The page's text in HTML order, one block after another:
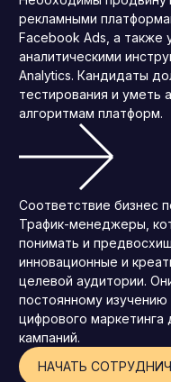
рекламными
Facebook Ads, а также
аналитическими
Analytics. Кандидаты
тестирования и уметь
алгоритмам платформ.
Соответствие бизнес
Трафик-менеджеры,
понимать и
инновационные и
целевой аудитории.
постоянному
цифрового маркетинга
кампаний.
НАЧАТЬ